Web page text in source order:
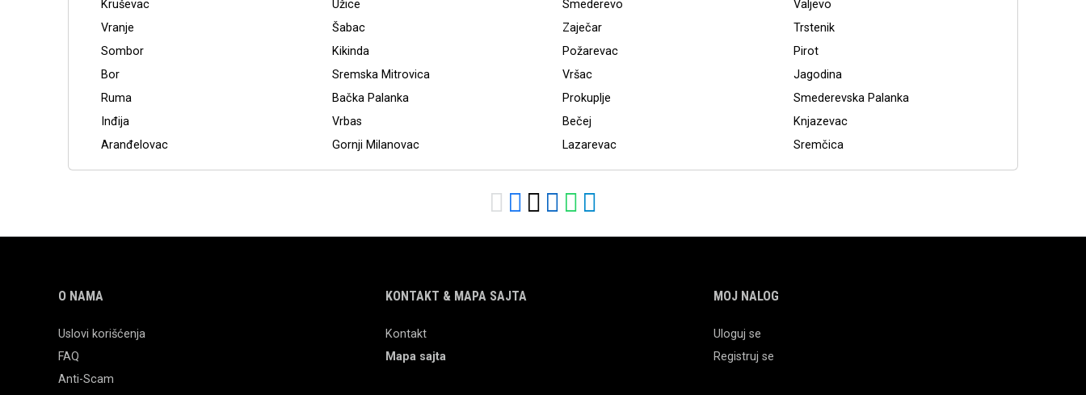
Kruševac
Užice Smederevo
Valjevo
Vranje
Šabac Zaječar
Trstenik
Sombor
Kikinda Požarevac
Pirot
Bor
Sremska Mitrovica Vršac
Jagodina
Ruma
Bačka Palanka Prokuplje
Smederevska Palanka
Inđija
Vrbas Bečej
Knjazevac
Aranđelovac
Gornji Milanovac Lazarevac Sremčica
O NAMA
Uslovi korišćenja
FAQ
Anti-Scam
KONTAKT & MAPA SAJTA
Kontakt
Mapa sajta
MOJ NALOG
Uloguj se
Registruj se